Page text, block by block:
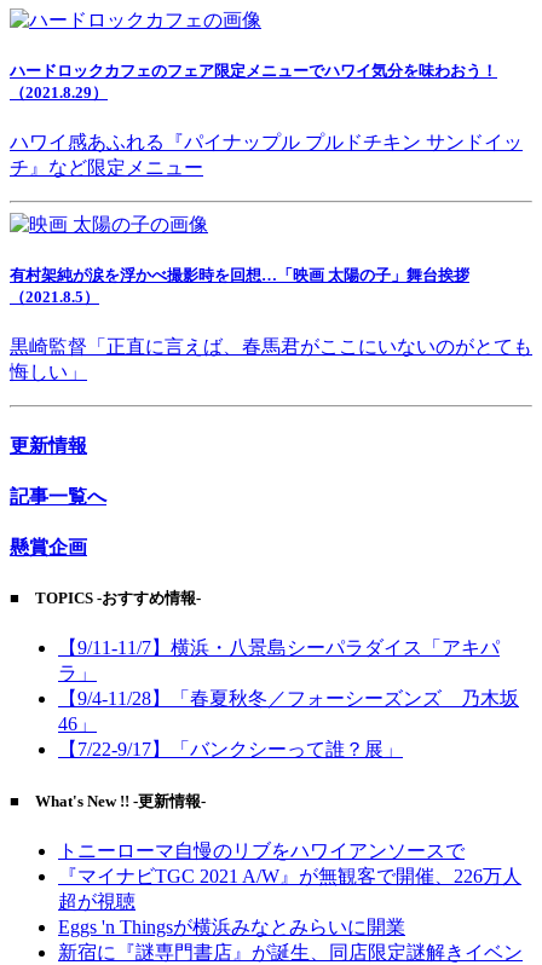
ハードロックカフェのフェア限定メニューでハワイ気分を味わおう！
（2021.8.29）
ハワイ感あふれる『パイナップル プルドチキン サンドイッ
チ』など限定メニュー
有村架純が涙を浮かべ撮影時を回想…「映画 太陽の子」舞台挨拶
（2021.8.5）
黒崎監督「正直に言えば、春馬君がここにいないのがとても
悔しい」
更新情報
記事一覧へ
懸賞企画
■ TOPICS -おすすめ情報-
【9/11-11/7】横浜・八景島シーパラダイス「アキパ
ラ」
【9/4-11/28】「春夏秋冬／フォーシーズンズ 乃木坂
46」
【7/22-9/17】「バンクシーって誰？展」
■ What's New !! -更新情報-
トニーローマ自慢のリブをハワイアンソースで
『マイナビTGC 2021 A/W』が無観客で開催、226万人
超が視聴
Eggs 'n Thingsが横浜みなとみらいに開業
新宿に『謎専門書店』が誕生、同店限定謎解きイベン